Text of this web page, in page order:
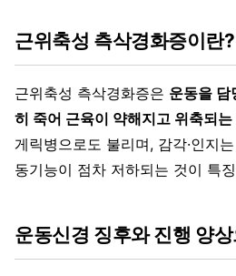
근위축성 측삭경화증이란?
근위축성 측삭경화증은 운동을 담
히 죽어 근육이 약해지고 위축되
게릭병으로도 불리며, 감각·인지
동기능이 점차 저하되는 것이 특
운동신경 징후와 진행 양